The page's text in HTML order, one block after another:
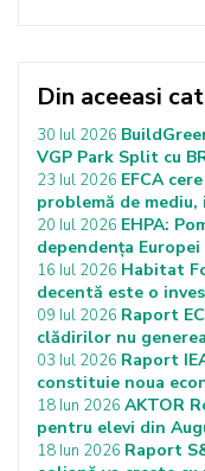
Din aceeasi
30 Iul 2026
VGP Park Split cu
23 Iul 2026 EFCA
problemă de
20 Iul 2026 EHPA:
dependența
16 Iul 2026 Habitat
decentă este o
09 Iul 2026 Raport
clădirilor nu
03 Iul 2026 Raport
constituie noua
18 Iun 2026 AKTOR
pentru elevi din
18 Iun 2026 Raport